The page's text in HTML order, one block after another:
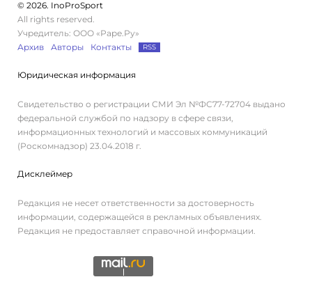
© 2026. InoProSport
All rights reserved.
Учредитель: ООО «Раре.Ру»
Архив
Авторы Контакты RSS
Юридическая информация
Свидетельство о регистрации СМИ Эл №ФС77-72704 выдано
федеральной службой по надзору в сфере связи,
информационных технологий и массовых коммуникаций
(Роскомнадзор) 23.04.2018 г.
Дисклеймер
Редакция не несет ответственности за достоверность
информации, содержащейся в рекламных объявлениях.
Редакция не предоставляет справочной информации.